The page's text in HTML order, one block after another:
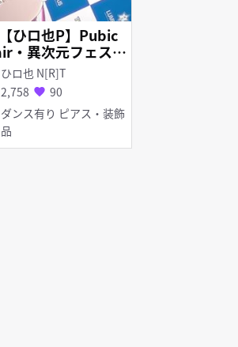
ひロ也P】Pubic
・異次元フェス1
(蓮●空女学院)💕
read my Pr
)【スタマス】
】【ラブ
ブ】
ひロ也 N[R]T
2,758 favorite 90
ダンス有り ピアス・装飾
品